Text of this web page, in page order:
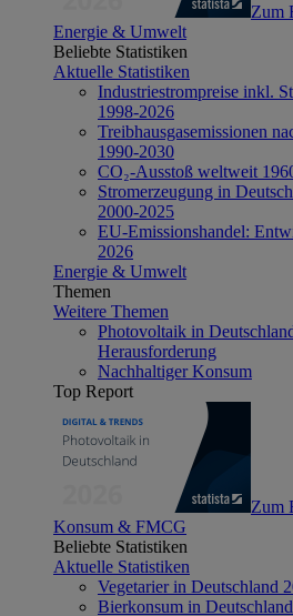
Zum
Energie & Umwelt
Beliebte Statistiken
Aktuelle Statistiken
Industriestrompreise inkl.
1998-2026
Treibhausgasemissionen
1990-2030
CO₂-Ausstoß weltweit
Stromerzeugung in
2000-2025
EU-Emissionshandel:
2026
Energie & Umwelt
Themen
Weitere Themen
Photovoltaik in
Herausforderung
Nachhaltiger Konsum
Top Report
Zum
Konsum & FMCG
Beliebte Statistiken
Aktuelle Statistiken
Vegetarier in Deutschland
Bierkonsum in